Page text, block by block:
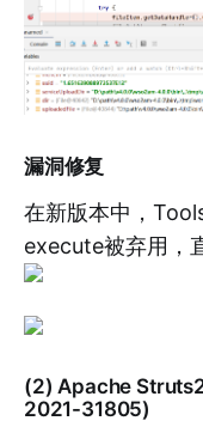
漏洞修复
在新版本中，
execute被弃用，
(2) Apache
2021-31805)